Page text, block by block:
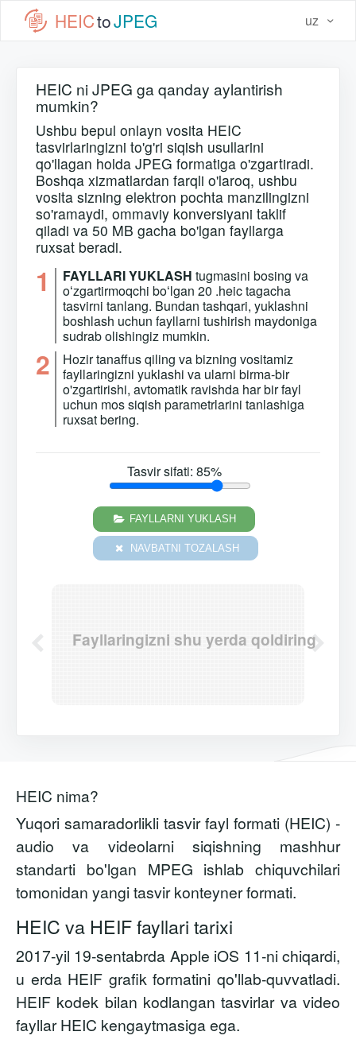
HEICtoJPEG uz
HEIC ni JPEG ga qanday aylantirish
mumkin?
Ushbu bepul onlayn vosita HEIC
tasvirlaringizni to'g'ri siqish usullarini
qo'llagan holda JPEG formatiga o'zgartiradi.
Boshqa xizmatlardan farqli o'laroq, ushbu
vosita sizning elektron pochta manzilingizni
so'ramaydi, ommaviy konversiyani taklif
qiladi va 50 MB gacha bo'lgan fayllarga
ruxsat beradi.
1 FAYLLARI YUKLASH tugmasini bosing va
oʻzgartirmoqchi boʻlgan 20 .heic tagacha
tasvirni tanlang. Bundan tashqari, yuklashni
boshlash uchun fayllarni tushirish maydoniga
sudrab olishingiz mumkin.
2
Hozir tanaffus qiling va bizning vositamiz
fayllaringizni yuklashi va ularni birma-bir
o'zgartirishi, avtomatik ravishda har bir fayl
uchun mos siqish parametrlarini tanlashiga
ruxsat bering.
Tasvir sifati: 85%
FAYLLARNI YUKLASH
NAVBATNI TOZALASH
Fayllaringizni shu yerda qoldiring
HEIC nima?
Yuqori samaradorlikli tasvir fayl formati (HEIC) -
audio va videolarni siqishning mashhur
standarti bo'lgan MPEG ishlab chiquvchilari
tomonidan yangi tasvir konteyner formati.
HEIC va HEIF fayllari tarixi
2017-yil 19-sentabrda Apple iOS 11-ni chiqardi,
u erda HEIF grafik formatini qo'llab-quvvatladi.
HEIF kodek bilan kodlangan tasvirlar va video
fayllar HEIC kengaytmasiga ega.